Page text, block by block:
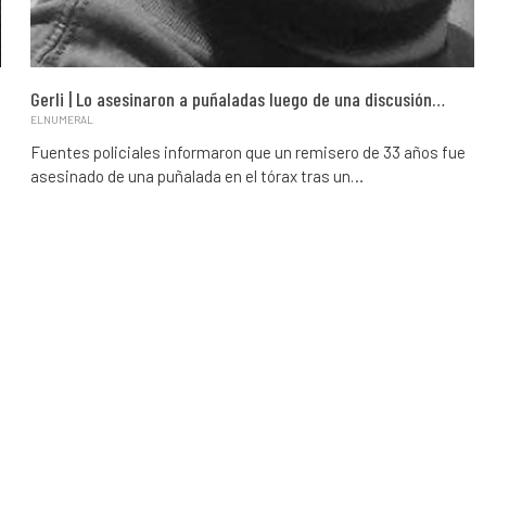
Gerli | Lo asesinaron a puñaladas luego de una discusión…
ELNUMERAL
Fuentes policiales informaron que un remisero de 33 años fue
asesinado de una puñalada en el tórax tras un…